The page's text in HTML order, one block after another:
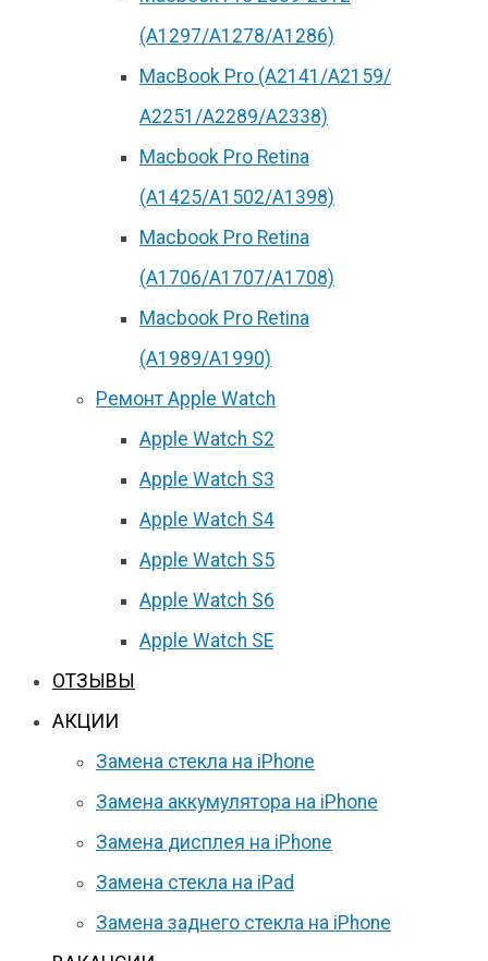
(A1297/A1278/A1286)
MacBook Pro (А2141/А2159/
А2251/A2289/A2338)
Macbook Pro Retina
(А1425/A1502/A1398)
Macbook Pro Retina
(А1706/A1707/A1708)
Macbook Pro Retina
(А1989/A1990)
Ремонт Apple Watch
Apple Watch S2
Apple Watch S3
Apple Watch S4
Apple Watch S5
Apple Watch S6
Apple Watch SE
ОТЗЫВЫ
АКЦИИ
Замена стекла на iPhone
Замена аккумулятора на iPhone
Замена дисплея на iPhone
Замена стекла на iPad
Замена заднего стекла на iPhone